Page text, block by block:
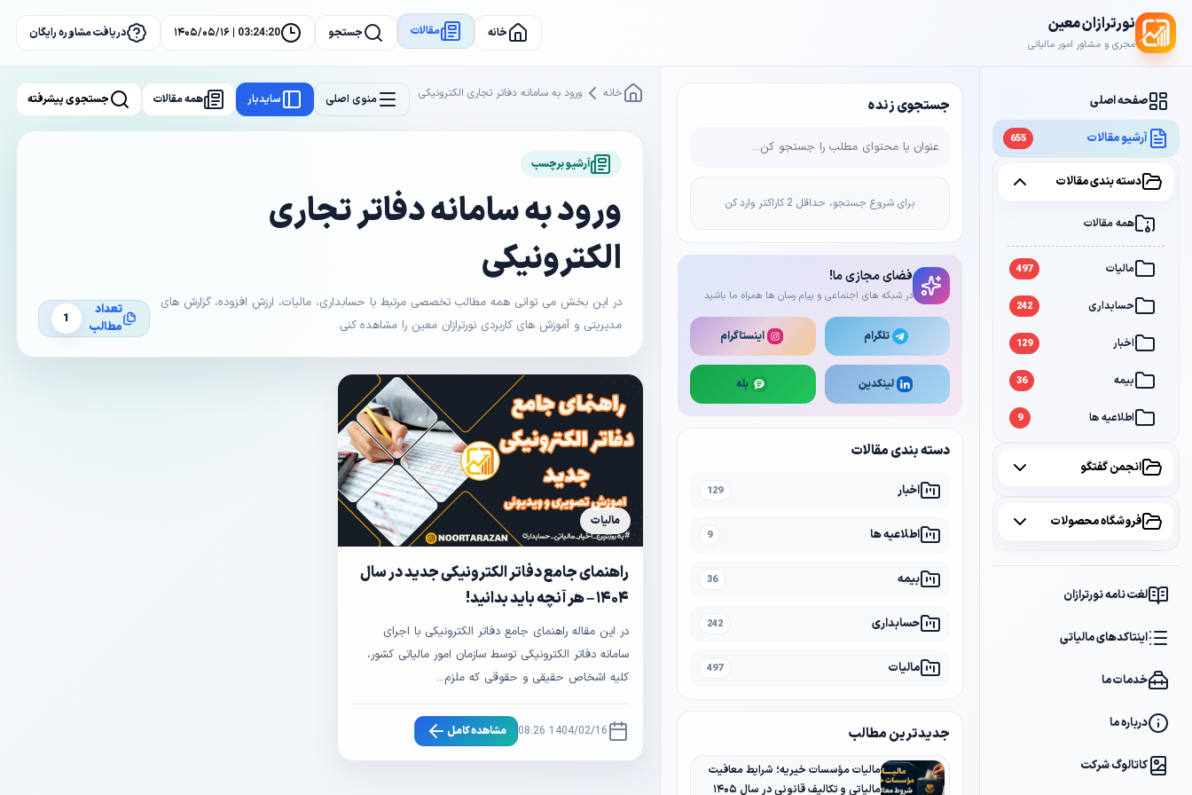
نورترازان معین
مجری و مشاور امور مالیاتی
خانه مقالات جستجو 03:24:20 | ۱۴۰۵/۰۵/۱۶ دریافت مشاوره رایگان
صفحه اصلی
آرشیو مقالات 655
دسته بندی مقالات
همه مقالات
مالیات 497
حسابداری 242
اخبار 129
بیمه 36
اطلاعیه ها 9
انجمن گفتگو
سامانه مودیان
بانک
فروشگاه محصولات
پکیج DVD آموزشی
کتاب ها
فایل های دانلودی
لغت نامه نورترازان
اینتاکدهای مالیاتی
خدمات ما
درباره ما
کاتالوگ شرکت
جستجوی زنده
برای شروع جستجو، حداقل 2 کاراکتر وارد کن
فضای مجازی ما!
در شبکه های اجتماعی و پیام رسان ها همراه ما باشید
تلگرام اینستاگرام
لینکدین بله
دسته بندی مقالات
اخبار 129
اطلاعیه ها 9
بیمه 36
حسابداری 242
مالیات 497
جدیدترین مطالب
مالیات مؤسسات خیریه؛ شرایط معافیت
مالیاتی و تکالیف قانونی در سال ۱۴۰۵
خانه ورود به سامانه دفاتر تجاری الکترونیکی منوی اصلی سایدبار همه مقالات جستجوی پیشرفته
آرشیو برچسب
ورود به سامانه دفاتر تجاری
الکترونیکی
در این بخش می توانی همه مطالب تخصصی مرتبط با حسابداری، مالیات، ارزش افزوده، گزارش های
مدیریتی و آموزش های کاربردی نورترازان معین را مشاهده کنی.
تعداد
مطالب
1
مالیات
راهنمای جامع دفاتر الکترونیکی جدید در سال
۱۴۰۴ – هر آنچه باید بدانید!
در این مقاله راهنمای جامع دفاتر الکترونیکی با اجرای
سامانه دفاتر الکترونیکی توسط سازمان امور مالیاتی کشور،
کلیه اشخاص حقیقی و حقوقی که ملزم...
1404/02/16 08:26 مشاهده کامل